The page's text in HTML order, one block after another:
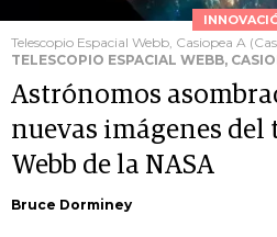
Telescopio Espacial Webb, Casiopea A
TELESCOPIO ESPACIAL WEBB,
Astrónomos
nuevas imágenes del
Webb de la NASA
Bruce Dorminey